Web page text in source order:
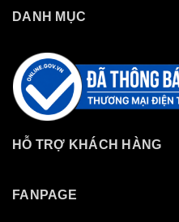
DANH MỤC
HỖ TRỢ KHÁCH HÀNG
FANPAGE